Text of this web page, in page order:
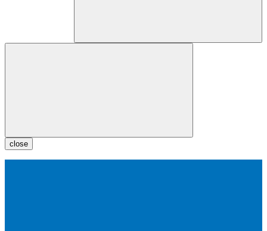
close